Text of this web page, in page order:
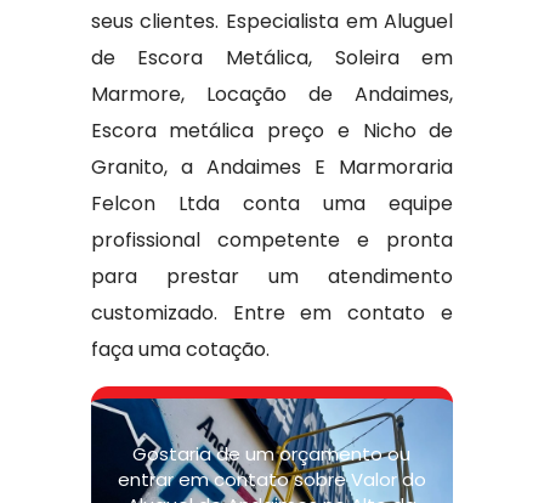
seus clientes. Especialista em Aluguel
de Escora Metálica, Soleira em
Marmore, Locação de Andaimes,
Escora metálica preço e Nicho de
Granito, a Andaimes E Marmoraria
Felcon Ltda conta uma equipe
profissional competente e pronta
para prestar um atendimento
customizado. Entre em contato e
faça uma cotação.
Gostaria de um orçamento ou
entrar em contato sobre Valor do